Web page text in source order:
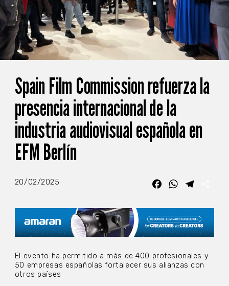
Spain Film Commission refuerza la
presencia internacional de la
industria audiovisual española en
EFM Berlín
20/02/2025 FacebookWhatsApp
El evento ha permitido a más de 400 profesionales y
50 empresas españolas fortalecer sus alianzas con
otros países